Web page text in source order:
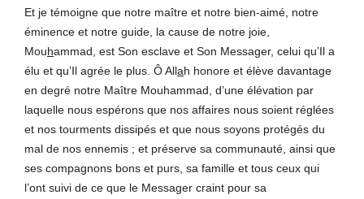
Et je témoigne que notre maître et notre bien-aimé, notre
éminence et notre guide, la cause de notre joie,
Mouhammad, est Son esclave et Son Messager, celui qu’Il a
élu et qu’Il agrée le plus. Ô Allah honore et élève davantage
en degré notre Maître Mouhammad, d’une élévation par
laquelle nous espérons que nos affaires nous soient réglées
et nos tourments dissipés et que nous soyons protégés du
mal de nos ennemis ; et préserve sa communauté, ainsi que
ses compagnons bons et purs, sa famille et tous ceux qui
l’ont suivi de ce que le Messager craint pour sa